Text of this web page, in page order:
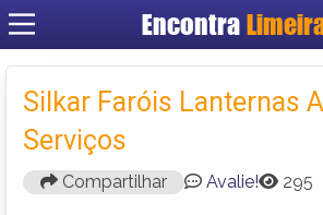
Encontra
Cadastrar
Criar conta
Silkar Faróis Lanternas
Serviços
Compartilhar Avalie! 295